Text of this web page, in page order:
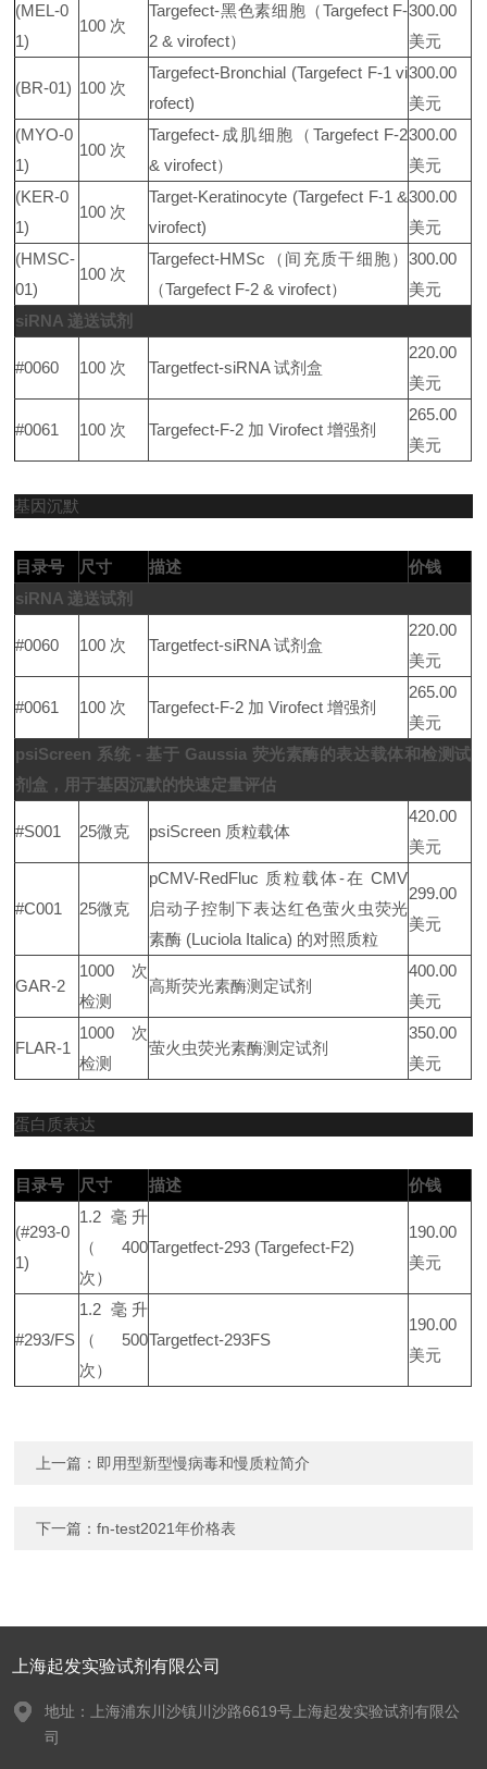
(MEL-0
1)
100 次
Targefect-黑色素细胞（Targefect F-
2 & virofect）
300.00
美元
(BR-01) 100 次
Targefect-Bronchial (Targefect F-1 vi
rofect)
300.00
美元
(MYO-0
1)
100 次
Targefect-成肌细胞（Targefect F-2
& virofect）
300.00
美元
(KER-0
1)
100 次
Target-Keratinocyte (Targefect F-1 &
virofect)
300.00
美元
(HMSC-
01)
100 次
Targefect-HMSc（间充质干细胞）
（Targefect F-2 & virofect）
300.00
美元
siRNA 递送试剂
#0060 100 次 Targetfect-siRNA 试剂盒
220.00
美元
#0061 100 次 Targefect-F-2 加 Virofect 增强剂
265.00
美元
基因沉默
目录号 尺寸 描述
价钱
siRNA 递送试剂
#0060 100 次 Targetfect-siRNA 试剂盒
220.00
美元
#0061 100 次 Targefect-F-2 加 Virofect 增强剂
265.00
美元
psiScreen 系统 - 基于 Gaussia 荧光素酶的表达载体和检测试
剂盒，用于基因沉默的快速定量评估
#S001 25微克 psiScreen 质粒载体
420.00
美元
#C001 25微克
pCMV-RedFluc 质粒载体-在 CMV
启动子控制下表达红色萤火虫荧光
素酶 (Luciola Italica) 的对照质粒
299.00
美元
GAR-2
1000 次
检测
高斯荧光素酶测定试剂
400.00
美元
FLAR-1
1000 次
检测
萤火虫荧光素酶测定试剂
350.00
美元
蛋白质表达
目录号 尺寸 描述 价钱
(#293-0
1)
1.2 毫升
（400
次）
Targetfect-293 (Targefect-F2)
190.00
美元
#293/FS
1.2 毫升
（500
次）
Targetfect-293FS
190.00
美元
上一篇： 即用型新型慢病毒和慢质粒简介
下一篇：fn-test2021年价格表
上海起发实验试剂有限公司
地址：上海浦东川沙镇川沙路6619号上海起发实验试剂有限公
司